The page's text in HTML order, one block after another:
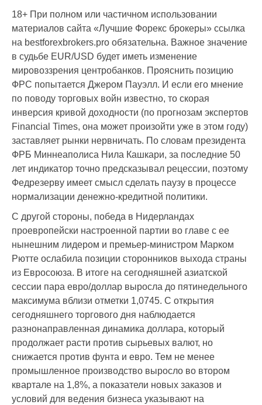
18+ При полном или частичном использовании
материалов сайта «Лучшие Форекс брокеры» ссылка
на bestforexbrokers.pro обязательна. Важное значение
в судьбе EUR/USD будет иметь изменение
мировоззрения центробанков. Прояснить позицию
ФРС попытается Джером Пауэлл. И если его мнение
по поводу торговых войн известно, то скорая
инверсия кривой доходности (по прогнозам экспертов
Financial Times, она может произойти уже в этом году)
заставляет рынки нервничать. По словам президента
ФРБ Миннеаполиса Нила Кашкари, за последние 50
лет индикатор точно предсказывал рецессии, поэтому
Федрезерву имеет смысл сделать паузу в процессе
нормализации денежно-кредитной политики.
С другой стороны, победа в Нидерландах
проевропейски настроенной партии во главе с ее
нынешним лидером и премьер-министром Марком
Рютте ослабила позиции сторонников выхода страны
из Евросоюза. В итоге на сегодняшней азиатской
сессии пара евро/доллар выросла до пятинедельного
максимума вблизи отметки 1,0745. С открытия
сегодняшнего торгового дня наблюдается
разнонаправленная динамика доллара, который
продолжает расти против сырьевых валют, но
снижается против фунта и евро. Тем не менее
промышленное производство выросло во втором
квартале на 1,8%, а показатели новых заказов и
условий для ведения бизнеса указывают на